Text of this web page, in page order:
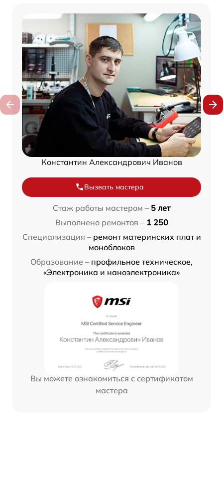
Константин Александрович Иванов
Вызвать мастера
Стаж работы мастером – 5 лет
Выполнено ремонтов – 1 250
Специализация – ремонт материнских плат и
моноблоков
Образование – профильное техническое,
«Электроника и наноэлектроника»
Вы можете ознакомиться с сертификатом
мастера